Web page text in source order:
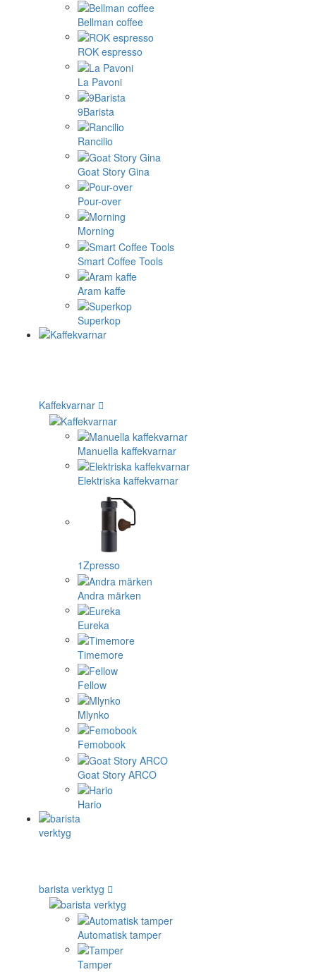
Bellman coffee
ROK espresso
La Pavoni
9Barista
Rancilio
Goat Story Gina
Pour-over
Morning
Smart Coffee Tools
Aram kaffe
Superkop
Kaffekvarnar
Manuella kaffekvarnar
Elektriska kaffekvarnar
1Zpresso
Andra märken
Eureka
Timemore
Fellow
Mlynko
Femobook
Goat Story ARCO
Hario
barista verktyg
Automatisk tamper
Tamper